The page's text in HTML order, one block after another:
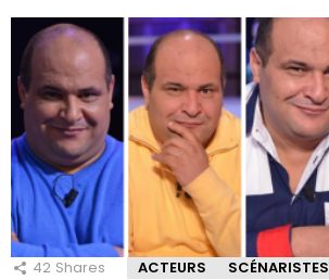
42 Shares ACTEURS SCÉNARISTES